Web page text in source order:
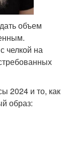
объем
челкой на
2024 и то, как
образ: